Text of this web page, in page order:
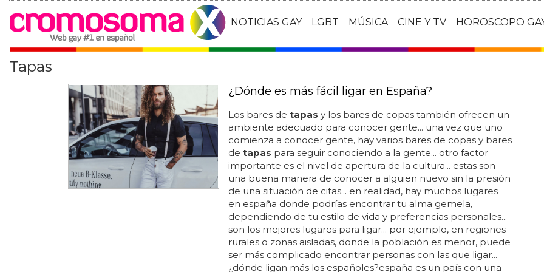
NOTICIAS GAY LGBT MÚSICA CINE Y TV HOROSCOPO
Tapas
¿Dónde es más fácil ligar en España?
Los bares de tapas y los bares de copas también ofrecen un
ambiente adecuado para conocer gente... una vez que uno
comienza a conocer gente, hay varios bares de copas y bares
de tapas para seguir conociendo a la gente... otro factor
importante es el nivel de apertura de la cultura... estas son
una buena manera de conocer a alguien nuevo sin la presión
de una situación de citas... en realidad, hay muchos lugares
en españa donde podrías encontrar tu alma gemela,
dependiendo de tu estilo de vida y preferencias personales...
son los mejores lugares para ligar... por ejemplo, en regiones
rurales o zonas aisladas, donde la población es menor, puede
ser más complicado encontrar personas con las que ligar...
¿dónde ligan más los españoles?españa es un país con una